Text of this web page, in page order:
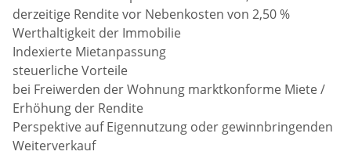
derzeitige Rendite vor Nebenkosten von 2,50 %
Werthaltigkeit der Immobilie
Indexierte Mietanpassung
steuerliche Vorteile
bei Freiwerden der Wohnung marktkonforme Miete /
Erhöhung der Rendite
Perspektive auf Eigennutzung oder gewinnbringenden
Weiterverkauf